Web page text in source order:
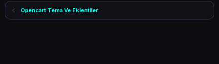
Opencart Tema Ve Eklentiler